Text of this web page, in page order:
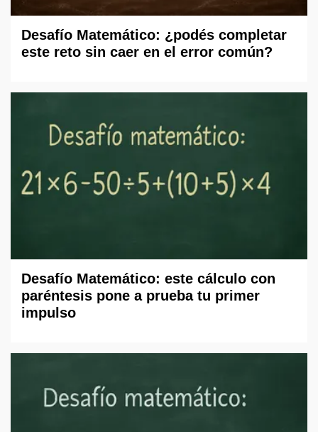
Desafío Matemático: ¿podés completar
este reto sin caer en el error común?
Desafío Matemático: este cálculo con
paréntesis pone a prueba tu primer
impulso